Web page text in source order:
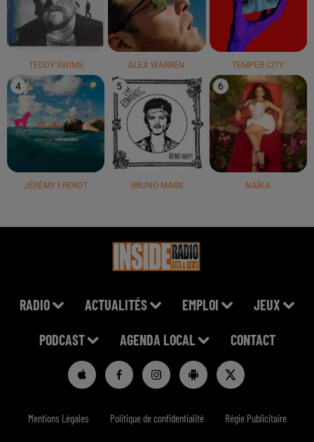
TEDDY SWIMS ALEX WARREN TEMPER CITY
4
JÉRÉMY FREROT
5
BRUNO MARS
6
NAÏKA
RADIO ACTUALITÉS EMPLOI JEUX
PODCAST AGENDA LOCAL CONTACT
Mentions Légales Politique de confidentialité Régie Publicitaire